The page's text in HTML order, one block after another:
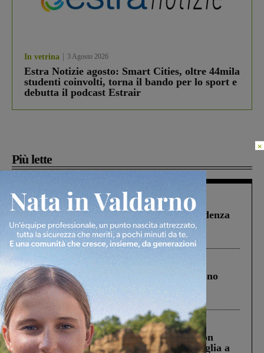
In vetrina 3 Agosto 2026
Estra Notizie agosto: Smart Cities, oltre 44mila
studenti coinvolti, torna il bando per lo sport e
debutta il podcast Estrair
Più lette
Figline Incisa Valdarno 1 Agosto 2026
Piscina di Figline finanziata oltre la scadenza
Pnrr, il gruppo di Fratelli d’Italia: “Un
ringraziamento al Governo”
Cronaca 4 Agosto 2026
Un anno fa la strage in A1 in cui morirono
Gianni, Giulia e Franco. Lo schianto, il
processo, lo stop ai sorpassi fra tir....
Cronaca 3 Agosto 2026
Scomparso da una struttura di Castiglion
Fiorentino l’uomo che aveva ucciso la figlia a
×